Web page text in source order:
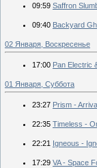
09:59 Saffron
09:40 Backyard
02 Января, Воскресенье
17:00 Pan Electric
01 Января, Суббота
23:27 Prism -
22:35 Timeless -
22:21 Igneous -
17:29 VA - Space